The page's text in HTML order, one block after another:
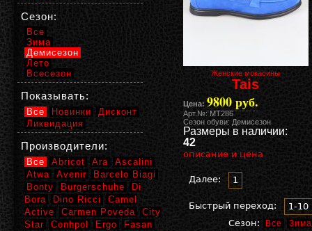
Женские мокасины
Tais
Цена: 9800 руб.
Арт.№: MT286
Сезон обуви: Демисезон
Размеры в наличии:
42
описание и цена
Далее: 1
Быстрый переход:
1-10
Сезон:
Все Зима
Сезон:
Все
Зима
Демисезон
Лето
Всесезон
Показывать:
Все Новинки
Дисконт
Ликвидация
Производители:
Все Abricot Ara
Ascalini
Atwa
Avenir
Barcelo Biagi
Bonty
Burgerschuhe
Di
Bora
Dino Ricci
Camel
Active
Carmen Poveda
City
Star
Conhpol Ergo
Fasan